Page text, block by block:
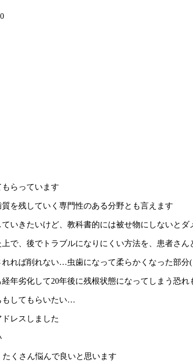
らっています
を残していく専門性のある分野とも言えます
いきたいけど、教科書的には被せ物にしないと
で、後でトラブルになりにくい方法を、患者さん
れば削れない…虫歯になって柔らかくなった部
年劣化して20年後に残根状態になってしまう恐れ
もしてもらいたい…
レスしました
くさん悩んで良いと思います